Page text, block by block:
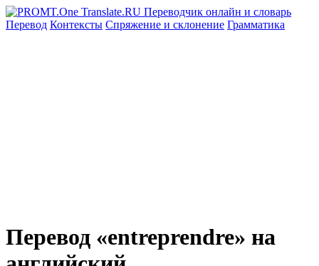
Перевод Контексты Спряжение и склонение Грамматика
Перевод «entreprendre» на